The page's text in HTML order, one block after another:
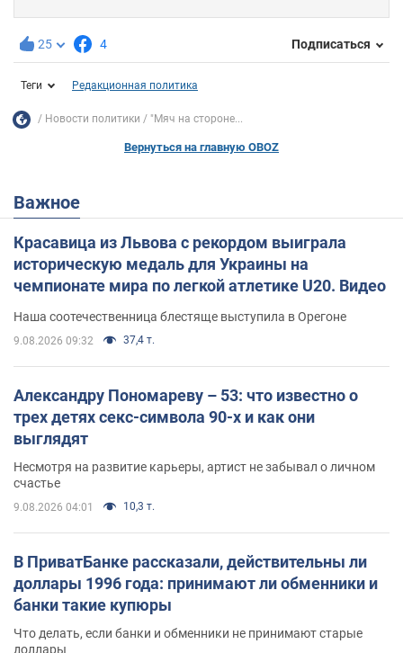
25 4 Подписаться
Теги Редакционная политика
Новости политики "Мяч на стороне...
Вернуться на главную OBOZ
Важное
Красавица из Львова с рекордом выиграла
историческую медаль для Украины на
чемпионате мира по легкой атлетике U20. Видео
Наша соотечественница блестяще выступила в Орегоне
9.08.2026 09:32 37,4 т.
Александру Пономареву – 53: что известно о
трех детях секс-символа 90-х и как они
выглядят
Несмотря на развитие карьеры, артист не забывал о личном
счастье
9.08.2026 04:01 10,3 т.
В ПриватБанке рассказали, действительны ли
доллары 1996 года: принимают ли обменники и
банки такие купюры
Что делать, если банки и обменники не принимают старые
доллары